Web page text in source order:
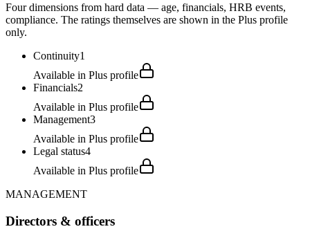
Four dimensions from hard data — age, financials, HRB events,
compliance. The ratings themselves are shown in the Plus profile
only.
Continuity1
Available in Plus profile
Financials2
Available in Plus profile
Management3
Available in Plus profile
Legal status4
Available in Plus profile
MANAGEMENT
Directors & officers